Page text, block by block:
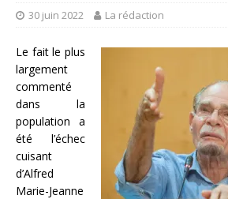
30 juin 2022 La rédaction
Le fait le plus
largement
commenté
dans la
population a
été l’échec
cuisant
d’Alfred
Marie-Jeanne